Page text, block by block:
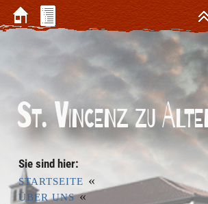
St. Vincenz zu
Sie sind hier:
STARTSEITE «
ÜBER UNS «